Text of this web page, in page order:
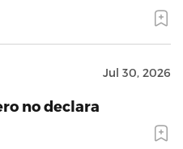
Jul 30, 2026
no declara